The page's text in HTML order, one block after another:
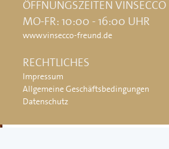
ÖFFNUNGSZEITEN VINSECCO
MO-FR: 10:00 - 16:00 UHR
www.vinsecco-freund.de
RECHTLICHES
Impressum
Allgemeine Geschäftsbedingungen
Datenschutz